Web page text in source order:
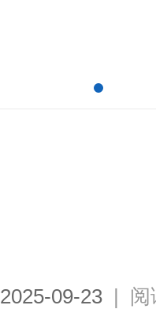
2025-09-23 | 阅